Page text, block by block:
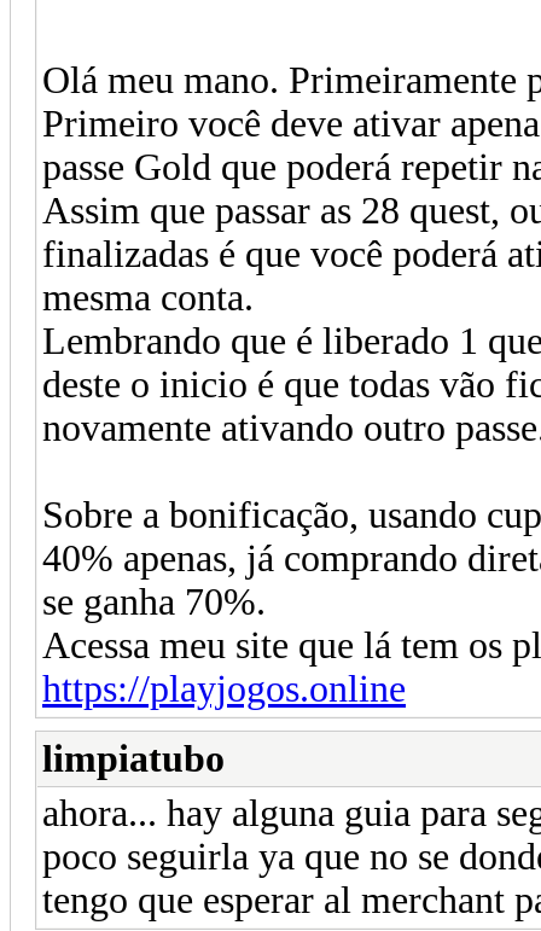
Olá meu mano. Primeiramente
Primeiro você deve ativar
passe Gold que poderá repetir
Assim que passar as 28 quest,
finalizadas é que você poderá
mesma conta.
Lembrando que é liberado 1
deste o inicio é que todas vão
novamente ativando outro
Sobre a bonificação, usando
40% apenas, já comprando
se ganha 70%.
Acessa meu site que lá tem os
https://playjogos.online
limpiatubo
ahora... hay alguna guia para
poco seguirla ya que no se
tengo que esperar al merchant